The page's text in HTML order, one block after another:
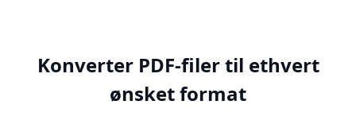
Konverter PDF-filer til ethvert
ønsket format